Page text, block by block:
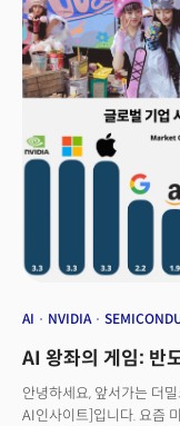
을 만족시킨다는 메시지입
가운데, 주력 제품인 PC
읽힙니다. 그러나 시장의
인텔의 주가는 이날 8.8%
AI NVIDIA
AI 왕좌의 게임: 반
안녕하세요, 앞서가는 더
AI인사이트]입니다. 요즘